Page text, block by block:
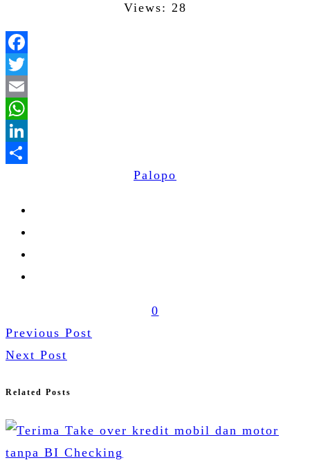
Views: 28
Share
Palopo
0
Previous Post
Next Post
Related Posts